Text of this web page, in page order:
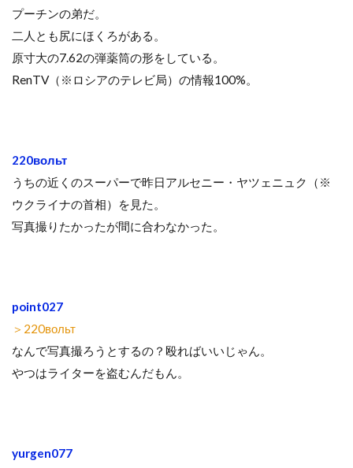
プーチンの弟だ。
二人とも尻にほくろがある。
原寸大の7.62の弾薬筒の形をしている。
RenTV（※ロシアのテレビ局）の情報100%。
220вольт
うちの近くのスーパーで昨日アルセニー・ヤツェニュク（※
ウクライナの首相）を見た。
写真撮りたかったが間に合わなかった。
point027
＞220вольт
なんで写真撮ろうとするの？殴ればいいじゃん。
やつはライターを盗むんだもん。
yurgen077